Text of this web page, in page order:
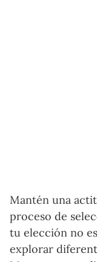
Mantén una
proceso de
tu elección no
explorar